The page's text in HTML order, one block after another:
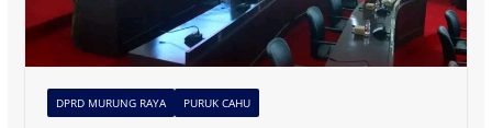
DPRD MURUNG RAYA PURUK CAHU